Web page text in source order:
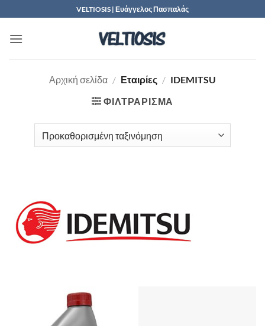
στο
περιεχόμενο
VELTIOSIS | Ευάγγελος Πασπαλάς
Αρχική σελίδα / Εταιρίες / IDEMITSU
ΦΙΛΤΡΆΡΙΣΜΑ